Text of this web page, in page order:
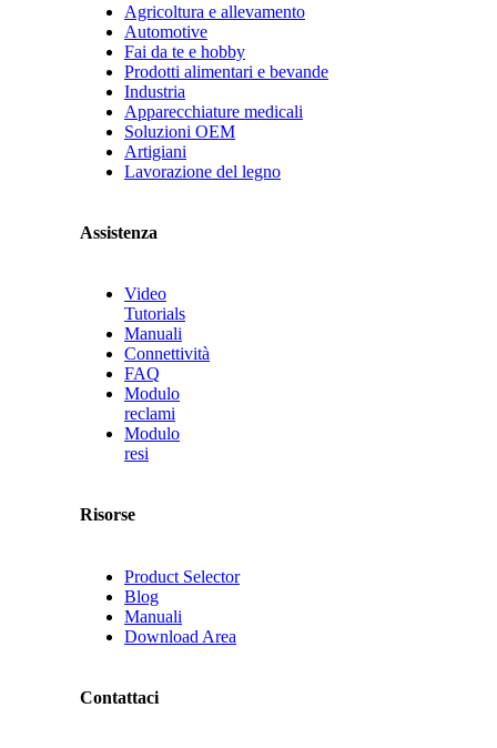
Agricoltura e allevamento
Automotive
Fai da te e hobby
Prodotti alimentari e bevande
Industria
Apparecchiature medicali
Soluzioni OEM
Artigiani
Lavorazione del legno
Assistenza
Video
Tutorials
Manuali
Connettività
FAQ
Modulo
reclami
Modulo
resi
Risorse
Product Selector
Blog
Manuali
Download Area
Contattaci